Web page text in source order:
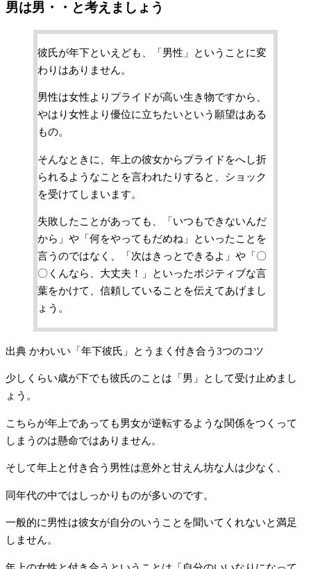
男は男・・と考えましょう
彼氏が年下といえども、「男性」ということに変
わりはありません。
男性は女性よりプライドが高い生き物ですから、
やはり女性より優位に立ちたいという願望はある
もの。
そんなときに、年上の彼女からプライドをへし折
られるようなことを言われたりすると、ショック
を受けてしまいます。
失敗したことがあっても、「いつもできないんだ
から」や「何をやってもだめね」といったことを
言うのではなく、「次はきっとできるよ」や「〇
〇くんなら、大丈夫！」といったポジティブな言
葉をかけて、信頼していることを伝えてあげまし
ょう。
出典 かわいい「年下彼氏」とうまく付き合う3つのコツ
少しくらい歳が下でも彼氏のことは「男」として受け止めまし
ょう。
こちらが年上であっても男女が逆転するような関係をつくって
しまうのは懸命ではありません。
そして年上と付き合う男性は意外と甘えん坊な人は少なく、
同年代の中ではしっかりものが多いのです。
一般的に男性は彼女が自分のいうことを聞いてくれないと満足
しません。